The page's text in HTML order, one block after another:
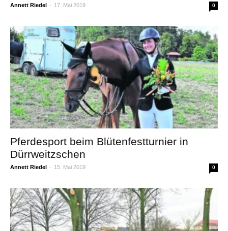
Annett Riedel - 17. Mai 2019 0
Pferdesport beim Blütenfestturnier in
Dürrweitzschen
Annett Riedel - 15. Mai 2019 0